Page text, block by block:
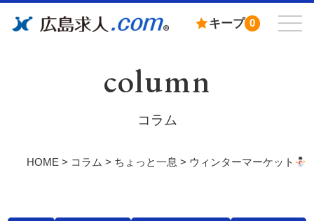
キープ 0
column
コラム
HOME > コラム > ちょっと一息 > ウィンターマーケット